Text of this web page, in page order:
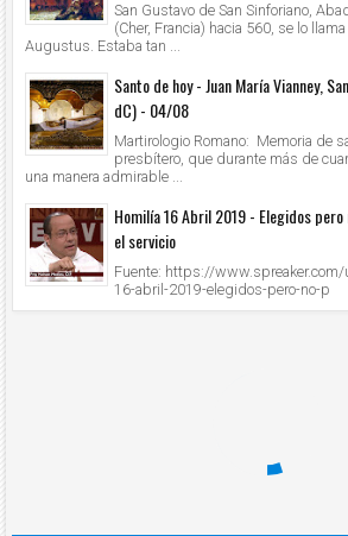
San Gustavo de San Sinforiano,
(Cher, Francia) hacia 560, se lo
Augustus. Estaba tan ...
Santo de hoy - Juan María Vianney,
dC) - 04/08
Martirologio Romano: Memoria de
presbítero, que durante más de
una manera admirable ...
Homilía 16 Abril 2019 - Elegidos
el servicio
Fuente: https://
16-abril-2019-elegidos-pero-no-p